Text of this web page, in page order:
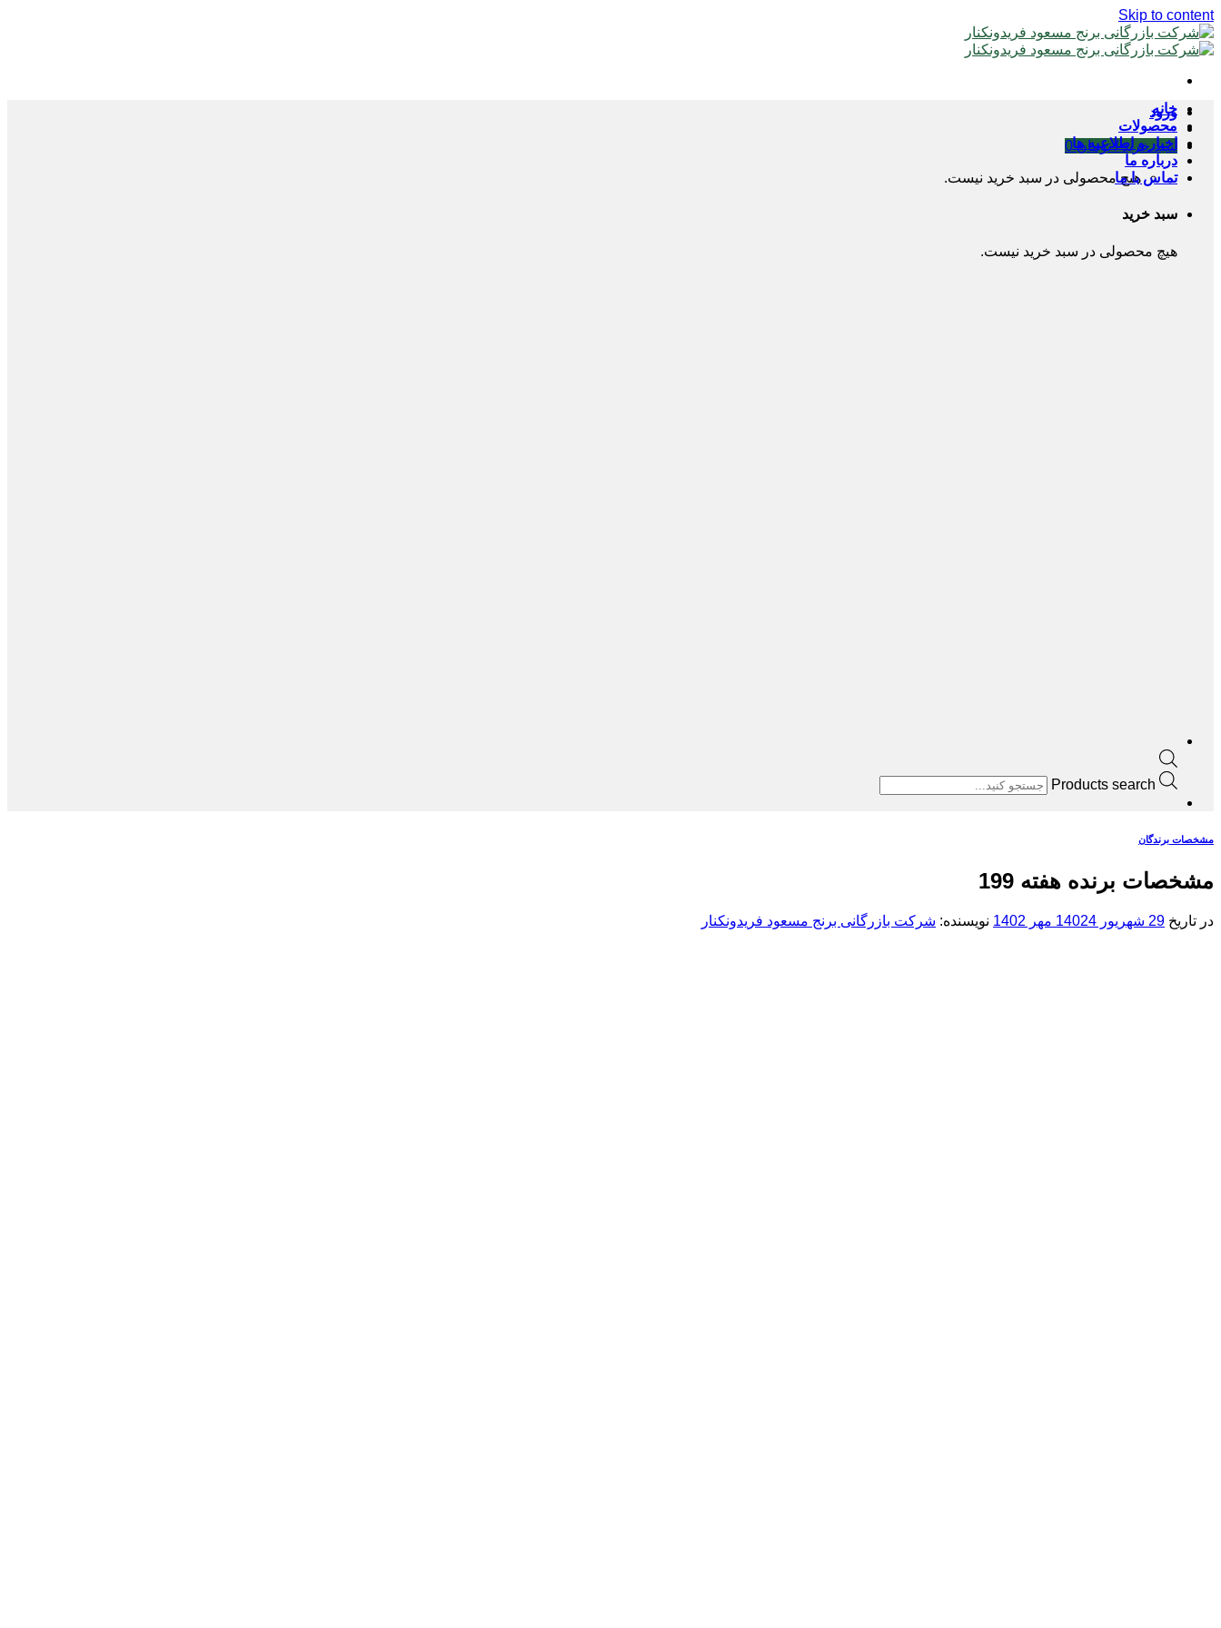
Skip to content
ورود
سبد خرید /تومان0
هیچ محصولی در سبد خرید نیست.
سبد خرید
هیچ محصولی در سبد خرید نیست.
خانه
محصولات
اخبار و اطلاعیه ها
درباره ما
تماس با ما
Products search
مشخصات برندگان
مشخصات برنده هفته 199
در تاریخ 29 شهریور 1402 4 مهر 1402 نویسنده: شرکت بازرگانی برنج مسعود فریدونکنار